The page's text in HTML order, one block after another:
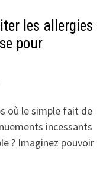
les allergies
pour
où le simple fait de
incessants
? Imaginez pouvoir